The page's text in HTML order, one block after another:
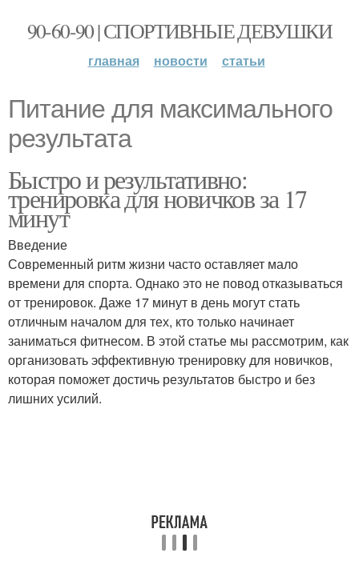
90-60-90 | СПОРТИВНЫЕ ДЕВУШКИ
главная новости статьи
Питание для максимального
результата
Быстро и результативно:
тренировка для новичков за 17
минут
Введение
Современный ритм жизни часто оставляет мало
времени для спорта. Однако это не повод отказываться
от тренировок. Даже 17 минут в день могут стать
отличным началом для тех, кто только начинает
заниматься фитнесом. В этой статье мы рассмотрим, как
организовать эффективную тренировку для новичков,
которая поможет достичь результатов быстро и без
лишних усилий.